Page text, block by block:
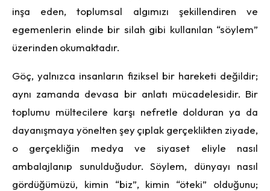
inşa eden, toplumsal algımızı şekillendiren ve
egemenlerin elinde bir silah gibi kullanılan “söylem”
üzerinden okumaktadır.
Göç, yalnızca insanların fiziksel bir hareketi değildir;
aynı zamanda devasa bir anlatı mücadelesidir. Bir
toplumu mültecilere karşı nefretle dolduran ya da
dayanışmaya yönelten şey çıplak gerçeklikten ziyade,
o gerçekliğin medya ve siyaset eliyle nasıl
ambalajlanıp sunulduğudur. Söylem, dünyayı nasıl
gördüğümüzü, kimin “biz”, kimin “öteki” olduğunu;